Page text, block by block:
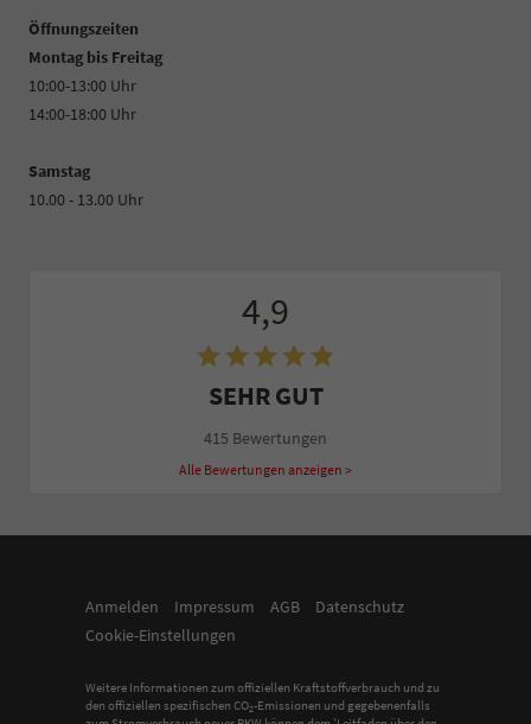
Öffnungszeiten
Montag bis Freitag
10:00-13:00 Uhr
14:00-18:00 Uhr
Samstag
10.00 - 13.00 Uhr
4,9
SEHR GUT
415 Bewertungen
Alle Bewertungen anzeigen >
Anmelden Impressum AGB
Datenschutz
Cookie-Einstellungen
Weitere Informationen zum offiziellen Kraftstoffverbrauch und zu
den offiziellen spezifischen CO2-Emissionen und gegebenenfalls